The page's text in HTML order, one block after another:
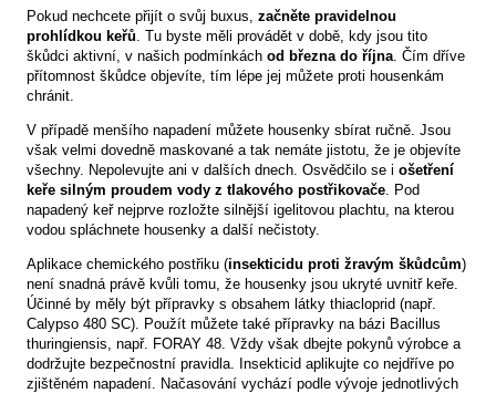
Pokud nechcete přijít o svůj buxus, začněte pravidelnou
prohlídkou keřů . Tu byste měli provádět v době, kdy jsou tito
škůdci aktivní, v našich podmínkách od března do října . Čím dříve
přítomnost škůdce objevíte, tím lépe jej můžete proti housenkám
chránit.
V případě menšího napadení můžete housenky sbírat ručně. Jsou
však velmi dovedně maskované a tak nemáte jistotu, že je objevíte
všechny. Nepolevujte ani v dalších dnech. Osvědčilo se i ošetření
keře silným proudem vody z tlakového postřikovače . Pod
napadený keř nejprve rozložte silnější igelitovou plachtu, na kterou
vodou spláchnete housenky a další nečistoty.
Aplikace chemického postřiku (insekticidu proti žravým škůdcům)
není snadná právě kvůli tomu, že housenky jsou ukryté uvnitř keře.
Účinné by měly být přípravky s obsahem látky thiacloprid (např.
Calypso 480 SC). Použít můžete také přípravky na bázi Bacillus
thuringiensis, např. FORAY 48. Vždy však dbejte pokynů výrobce a
dodržujte bezpečnostní pravidla. Insekticid aplikujte co nejdříve po
zjištěném napadení. Načasování vychází podle vývoje jednotlivých